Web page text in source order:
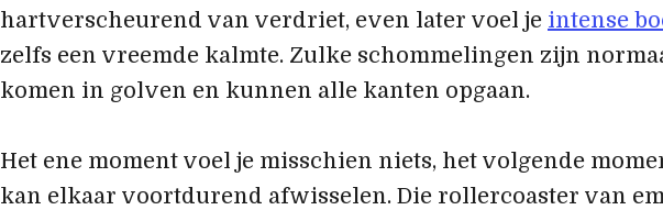
hartverscheurend van verdriet, even later voel je intense
zelfs een vreemde kalmte. Zulke schommelingen zijn
komen in golven en kunnen alle kanten opgaan.
Het ene moment voel je misschien niets, het volgende
kan elkaar voortdurend afwisselen. Die rollercoaster van